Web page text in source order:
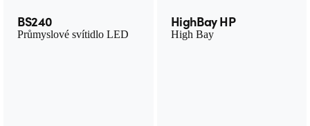
BS240
Průmyslové svítidlo LED
HighBay HP
High Bay